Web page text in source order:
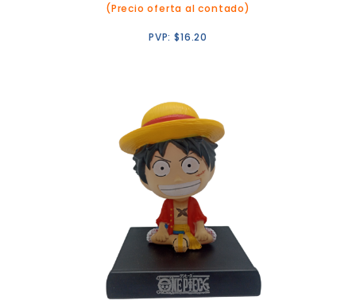
(Precio oferta al contado)
PVP:$16.20